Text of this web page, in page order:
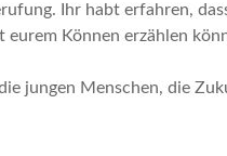
Ihr habt erfahren,
Können erzählen
jungen Menschen, die